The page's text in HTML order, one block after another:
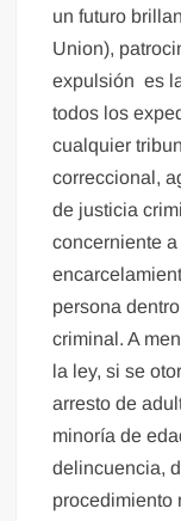
un futuro
Union),
expulsión es
todos los
cualquier
correccional,
de justicia
concerniente
persona
criminal. A
la ley, si se
arresto de
minoría de
delincuencia,
procedimiento